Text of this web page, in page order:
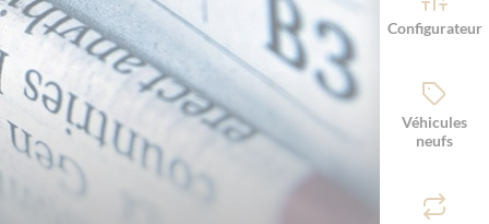
Configurateur
Véhicules
neufs